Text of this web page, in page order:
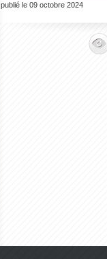
publié le 09 octobre 2024